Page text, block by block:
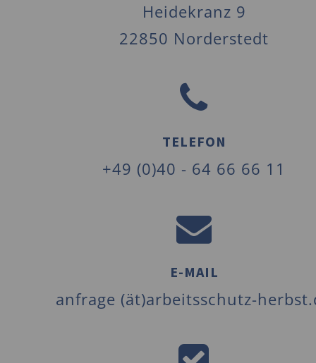
Heidekranz 9
22850 Norderstedt
TELEFON
+49 (0)40 - 64 66 66 11
E-MAIL
anfrage (ät)arbeitsschutz-